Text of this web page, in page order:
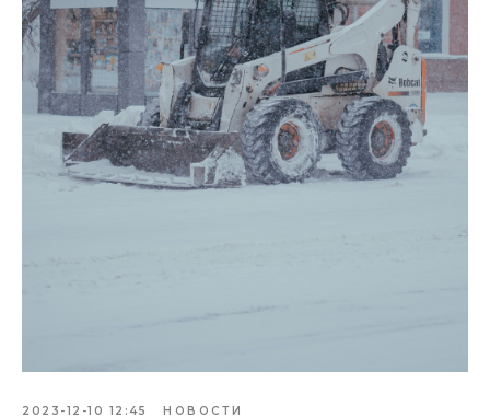
2023-12-10 12:45 НОВОСТИ